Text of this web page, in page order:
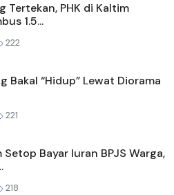
Tertekan, PHK di Kaltim
1.5...
222
Bakal “Hidup” Lewat Diorama
221
Bayar Iuran BPJS Warga,
218